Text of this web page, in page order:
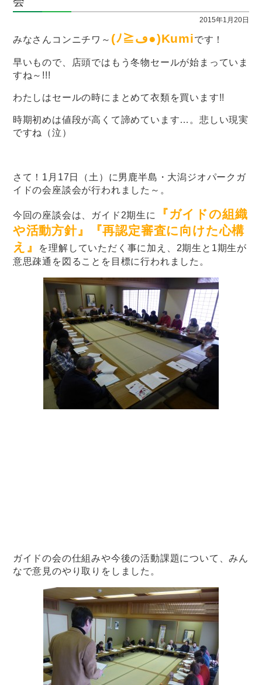
2015年1月20日
みなさんコンニチワ～ (ﾉ≧ڡ●)Kumiです！
早いもので、店頭ではもう冬物セールが始まっていま
すね～!!!
わたしはセールの時にまとめて衣類を買います!!
時期初めは値段が高くて諦めています…。悲しい現実
ですね（泣）
さて！1月17日（土）に男鹿半島・大潟ジオパークガ
イドの会座談会が行われました～。
今回の座談会は、ガイド2期生に
『ガイドの組織
や活動方針』『再認定審査に向けた心構
え』
を理解していただく事に加え、2期生と1期生が
意思疎通を図ることを目標に行われました。
ガイドの会の仕組みや今後の活動課題について、みん
なで意見のやり取りをしました。